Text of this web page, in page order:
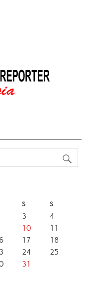
S S
3
4
10
11
17
18
24
25
31